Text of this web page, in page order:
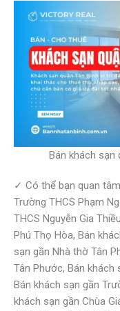
Bán khách sạn
✓ Có thể bạn quan
Trường THCS Phạm
THCS Nguyễn Gia
Phú Thọ Hòa, Bán
sạn gần Nhà thờ Tân
Tân Phước, Bán khách
Bán khách sạn gần
khách sạn gần Chùa